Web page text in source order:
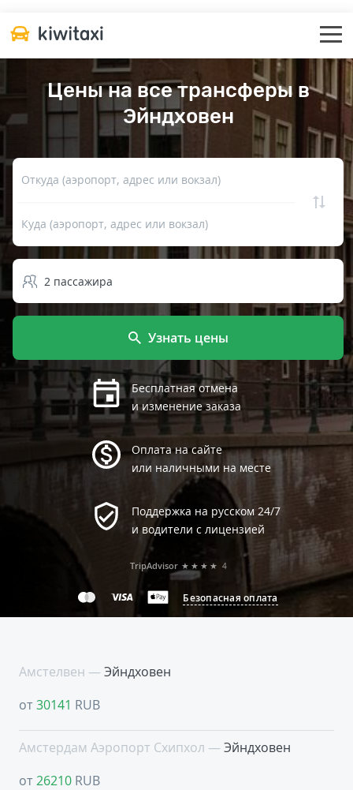
Цены на все трансферы в
Эйндховен
Откуда (аэропорт, адрес или вокзал)
Куда (аэропорт, адрес или вокзал)
2 пассажира
Узнать цены
Бесплатная отмена
и изменение заказа
Оплата на сайте
или наличными на месте
Поддержка на русском 24/7
и водители с лицензией
Безопасная оплата
TripAdvisor ★★★★ 4
Амстелвен — Эйндховен
от30141 RUB
Амстердам Аэропорт Схипхол — Эйндховен
от26210 RUB